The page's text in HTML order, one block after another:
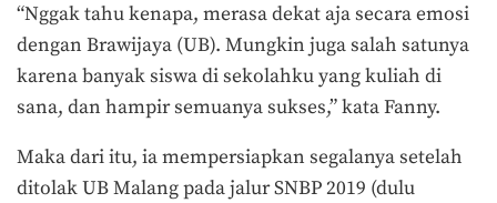
“Nggak tahu kenapa, merasa dekat aja secara emosi
dengan Brawijaya (UB). Mungkin juga salah satunya
karena banyak siswa di sekolahku yang kuliah di
sana, dan hampir semuanya sukses,” kata Fanny.
Maka dari itu, ia mempersiapkan segalanya setelah
ditolak UB Malang pada jalur SNBP 2019 (dulu